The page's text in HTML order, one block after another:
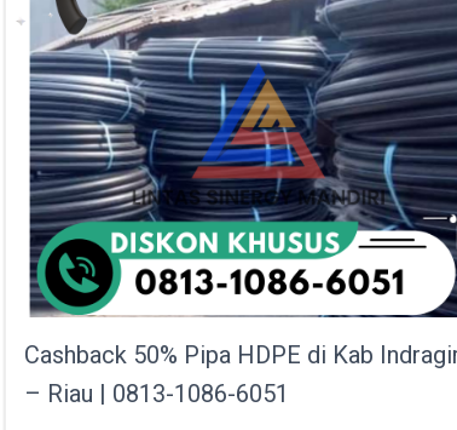
Cashback 50% Pipa HDPE di Kab
– Riau | 0813-1086-6051